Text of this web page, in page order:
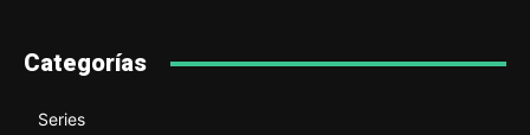
Categorías
Series